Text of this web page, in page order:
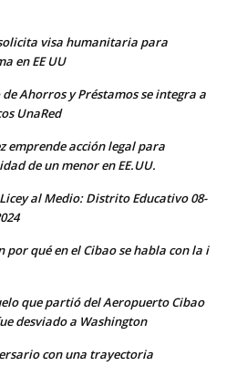
visa humanitaria para
en EE UU
Ahorros y Préstamos se integra a
UnaRed
emprende acción legal para
de un menor en EE.UU.
Licey al Medio: Distrito Educativo 08-
por qué en el Cibao se habla con la i
que partió del Aeropuerto Cibao
desviado a Washington
con una trayectoria